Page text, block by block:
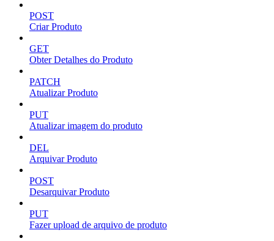
POST
Criar Produto
GET
Obter Detalhes do Produto
PATCH
Atualizar Produto
PUT
Atualizar imagem do produto
DEL
Arquivar Produto
POST
Desarquivar Produto
PUT
Fazer upload de arquivo de produto